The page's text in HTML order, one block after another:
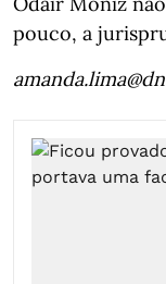
pouco, a